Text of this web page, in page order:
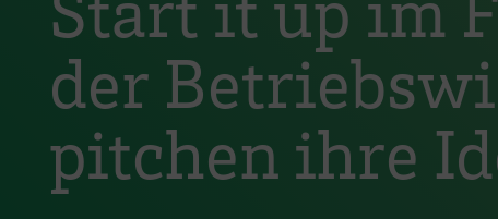
der
pitchen ihre